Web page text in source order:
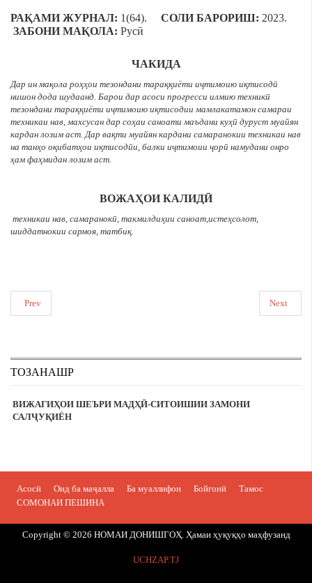
РАҚАМИ ЖУРНАЛ: 1(64). СОЛИ БАРОРИШ: 2023.
ЗАБОНИ МАҚОЛА: Русӣ
ЧАКИДА
Дар ин мақола роҳҳои тезондани тараққиёти иҷтимоию иқтисодӣ
нишон дода шудаанд. Барои дар асоси прогресси илмию техникӣ
тезондани тараққиёти иҷтимоию иқтисодии мамлакатамон самараи
техникаи нав, махсусан дар соҳаи саноати маъдани куҳӣ дуруст муайян
кардан лозим аст. Дар вақти муайян кардани самаранокии техникаи нав
на танҳо оқибатҳои иқтисодӣи, балки иҷтимоии ҷорӣ намудани онро
ҳам фаҳмидан лозим аст.
ВОЖАҲОИ КАЛИДӢ
техникаи нав, самаранокӣ, такмилдиҳии саноат,истеҳсолот,
шиддатнокии сармоя, татбиқ.
Prev Next
ТОЗАНАШР
ВИЖАГИҲОИ ШЕЪРИ МАДҲӢ-СИТОИШИИ ЗАМОНИ
САЛҶУҚИЁН
Асосӣ Оид ба маҷалла Ба муаллифон Бойгонӣ
Тамос
СОМОНАИ ПЕШИНА
Copyright © 2026 НОМАИ ДОНИШГОҲ. Ҳамаи ҳуқуқҳо маҳфузанд
UCHZAP.TJ